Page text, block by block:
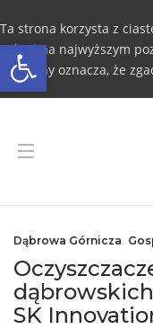
Otwórz pasek narzędzi
Ta strona korzysta z
usługi na najwyższym
ze strony oznacza, że
Dąbrowa Górnicza,
SK